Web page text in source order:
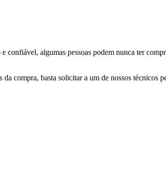
confiável, algumas pessoas podem nunca ter
da compra, basta solicitar a um de nossos